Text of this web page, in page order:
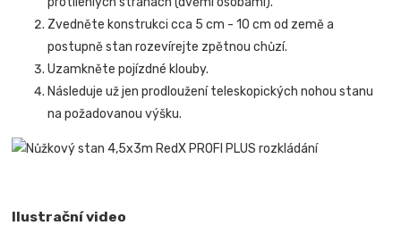
Zvedněte konstrukci cca 5 cm - 10 cm od země a
postupně stan rozevírejte zpětnou chůzí.
Uzamkněte pojízdné klouby.
Následuje už jen prodloužení teleskopických nohou stanu
na požadovanou výšku.
Ilustrační video